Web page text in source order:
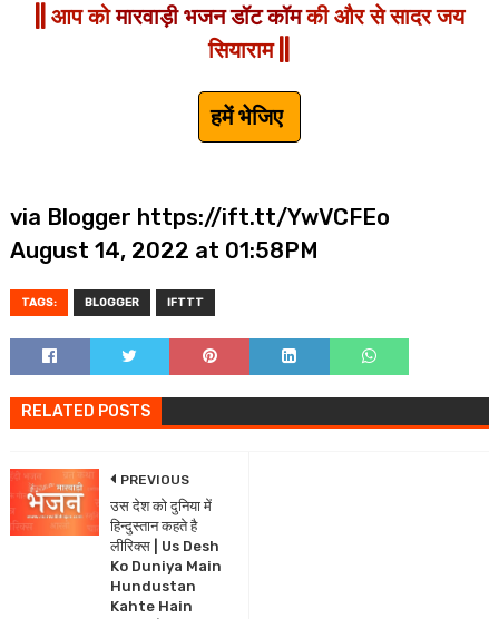
|| आप को मारवाड़ी भजन डॉट कॉम की और से सादर जय
सियाराम ||
हमें भेजिए
via Blogger https://ift.tt/YwVCFEo
August 14, 2022 at 01:58PM
TAGS: BLOGGER IFTTT
RELATED POSTS
PREVIOUS
उस देश को दुनिया में
हिन्दुस्तान कहते है
लीरिक्स | Us Desh
Ko Duniya Main
Hundustan
Kahte Hain